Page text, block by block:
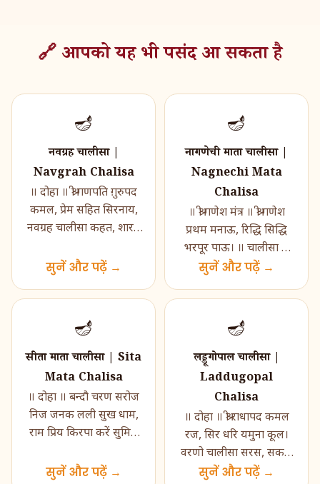
🔗 आपको यह भी पसंद आ सकता है
🪔
नवग्रह चालीसा |
Navgrah Chalisa
॥ दोहा ॥ श्री गणपति ग़ुरुपद
कमल, प्रेम सहित सिरनाय,
नवग्रह चालीसा कहत, शारद
शशि सोम बुध, जय गुरु
सुनें और पढ़ें →
🪔
नागणेची माता चालीसा |
Nagnechi Mata
Chalisa
॥ श्री गणेश मंत्र ॥ श्री गणेश
प्रथम मनाऊ, रिद्धि सिद्धि
भरपूर पाऊ। ॥ चालीसा ॥
नमो नमो श्री नागणेच्या माता,
सुनें और पढ़ें →
🪔
सीता माता चालीसा | Sita
Mata Chalisa
॥ दोहा ॥ बन्दौ चरण सरोज
निज जनक लली सुख धाम,
राम प्रिय किरपा करें सुमिरौं
पढ़ें सुधरैं सगरे क�...
सुनें और पढ़ें →
🪔
लड्डूगोपाल चालीसा |
Laddugopal
Chalisa
॥ दोहा ॥ श्री राधापद कमल
रज, सिर धरि यमुना कूल।
वरणो चालीसा सरस, सकल
सुमंगल मूल ॥ ॥ चौपाई ॥
सुनें और पढ़ें →